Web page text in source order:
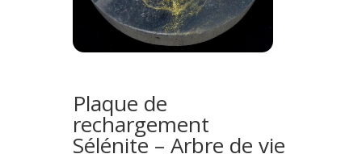
Plaque de
rechargement
Sélénite – Arbre de vie